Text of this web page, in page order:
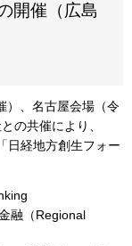
開催（広島
）、名古屋会場（令
の共催により、
日経地方創生フォー
融（Regional